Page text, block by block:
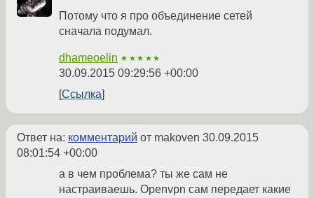
Потому что я про объединение сетей
сначала подумал.
dhameoelin ★★★★★
30.09.2015 09:29:56 +00:00
Ссылка
Ответ на: комментарий от makoven 30.09.2015
08:01:54 +00:00
а в чем проблема? ты же сам не
настраиваешь. Openvpn сам передает какие